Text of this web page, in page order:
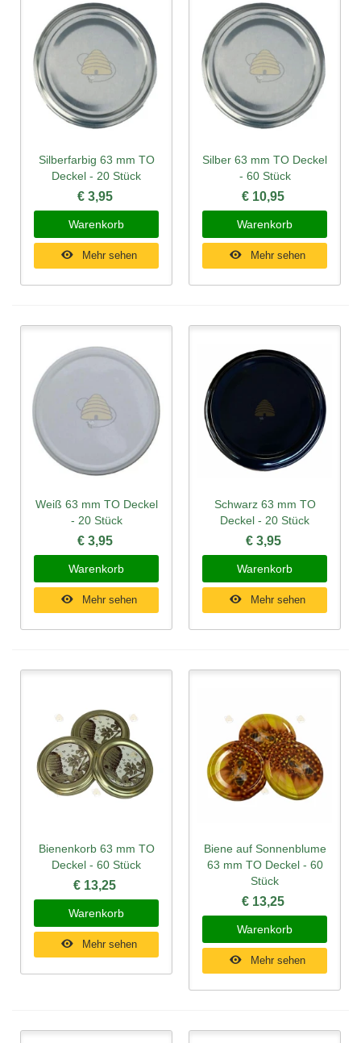
Silberfarbig 63 mm TO
Deckel - 20 Stück
€ 3,95
Warenkorb
Mehr sehen
Silber 63 mm TO Deckel
- 60 Stück
€ 10,95
Warenkorb
Mehr sehen
Weiß 63 mm TO Deckel
- 20 Stück
€ 3,95
Warenkorb
Mehr sehen
Schwarz 63 mm TO
Deckel - 20 Stück
€ 3,95
Warenkorb
Mehr sehen
Bienenkorb 63 mm TO
Deckel - 60 Stück
€ 13,25
Warenkorb
Mehr sehen
Biene auf Sonnenblume
63 mm TO Deckel - 60
Stück
€ 13,25
Warenkorb
Mehr sehen